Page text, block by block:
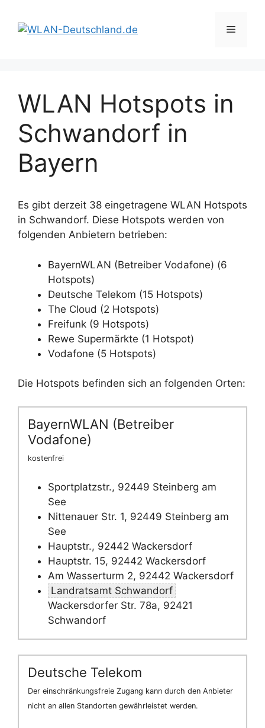
Inhalt
springen
Menü
WLAN Hotspots in
Schwandorf in
Bayern
Es gibt derzeit 38 eingetragene WLAN Hotspots
in Schwandorf. Diese Hotspots werden von
folgenden Anbietern betrieben:
BayernWLAN (Betreiber Vodafone) (6
Hotspots)
Deutsche Telekom (15 Hotspots)
The Cloud (2 Hotspots)
Freifunk (9 Hotspots)
Rewe Supermärkte (1 Hotspot)
Vodafone (5 Hotspots)
Die Hotspots befinden sich an folgenden Orten:
BayernWLAN (Betreiber
Vodafone)
kostenfrei
Sportplatzstr., 92449 Steinberg am
See
Nittenauer Str. 1, 92449 Steinberg am
See
Hauptstr., 92442 Wackersdorf
Hauptstr. 15, 92442 Wackersdorf
Am Wasserturm 2, 92442 Wackersdorf
Landratsamt Schwandorf
Wackersdorfer Str. 78a, 92421
Schwandorf
Deutsche Telekom
Der einschränkungsfreie Zugang kann durch den Anbieter
nicht an allen Standorten gewährleistet werden.